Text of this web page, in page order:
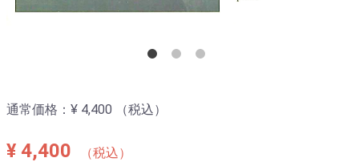
通常価格： ¥ 4,400 （税込）
¥ 4,400 （税込）